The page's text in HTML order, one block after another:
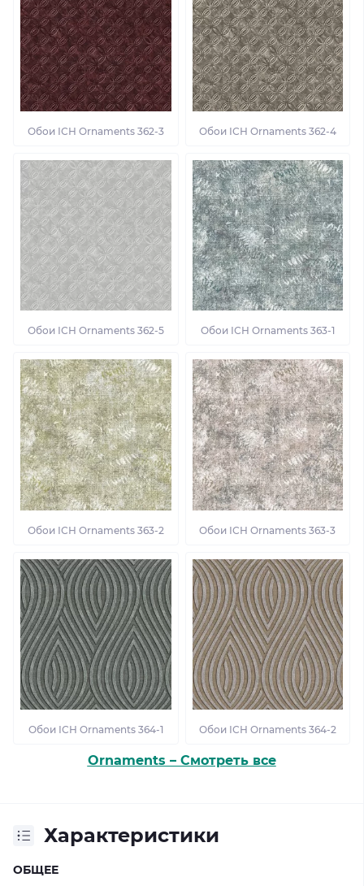
Обои ІСН Ornaments 362-3 Обои ІСН Ornaments 362-4
Обои ІСН Ornaments 362-5 Обои ІСН Ornaments 363-1
Обои ІСН Ornaments 363-2 Обои ІСН Ornaments 363-3
Обои ІСН Ornaments 364-1 Обои ІСН Ornaments 364-2
Ornaments – Смотреть все
Характеристики
ОБЩЕЕ